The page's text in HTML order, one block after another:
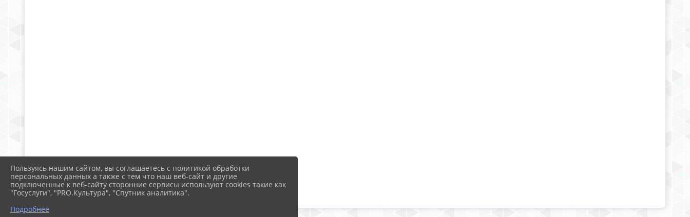
Пользуясь нашим сайтом, вы соглашаетесь с политикой обработки
персональных данных а также с тем что наш веб-сайт и другие
подключенные к веб-сайту сторонние сервисы используют cookies такие как
"Госуслуги", "PRO.Культура", "Спутник аналитика".
Подробнее